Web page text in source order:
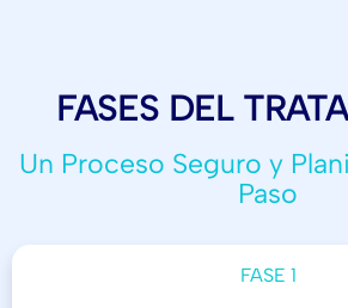
FASES DEL
Un Proceso Seguro y
Paso
FASE 1